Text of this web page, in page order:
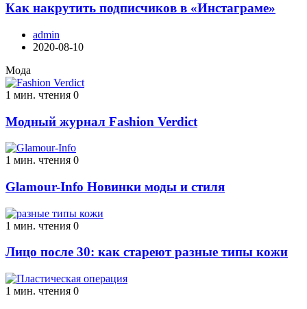
Как накрутить подписчиков в «Инстаграме»
admin
2020-08-10
Мода
1 мин. чтения 0
Модный журнал Fashion Verdict
1 мин. чтения 0
Glamour-Info Новинки моды и стиля
1 мин. чтения 0
Лицо после 30: как стареют разные типы кожи
1 мин. чтения 0